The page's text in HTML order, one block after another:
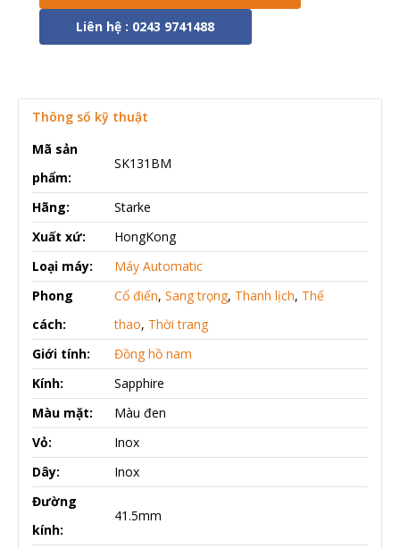
Liên hệ : 0243 9741488
Thông số kỹ thuật
Mã sản
phẩm:
SK131BM
Hãng:
Starke
Xuất xứ:
HongKong
Loại máy:
Máy Automatic
Phong
cách:
Cổ điển, Sang trọng, Thanh lịch, Thể
thao, Thời trang
Giới tính:
Đồng hồ nam
Kính:
Sapphire
Màu mặt:
Màu đen
Vỏ:
Inox
Dây:
Inox
Đường
kính:
41.5mm